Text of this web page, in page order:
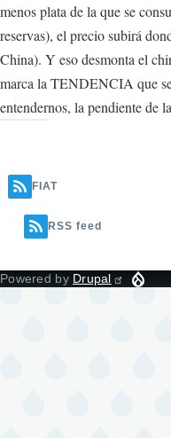
menos plata de la que se
reservas), el precio subirá
China). Y eso desmonta el
marca la TENDENCIA que
entendernos, la pendiente de
FIAT
RSS feed
Powered by Drupal